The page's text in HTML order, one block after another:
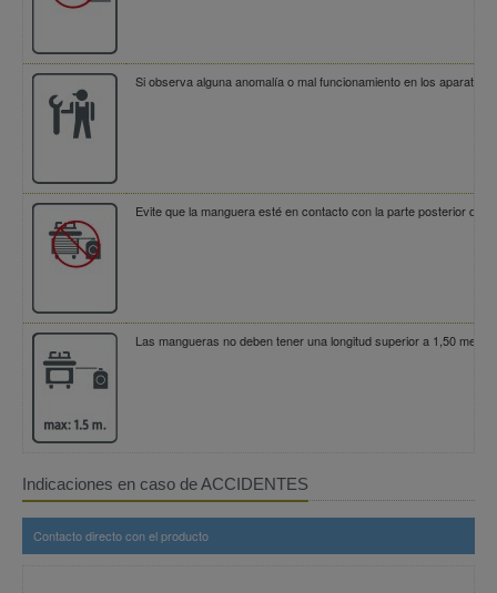
Si observa alguna anomalía o mal funcionamiento en los
Evite que la manguera esté en contacto con la parte posterior del
Las mangueras no deben tener una longitud superior a 1,50
Indicaciones en caso de ACCIDENTES
Contacto directo con el producto